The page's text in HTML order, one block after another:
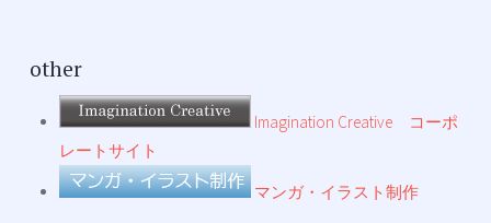
other
Imagination Creative コーポ
レートサイト
マンガ・イラスト制作